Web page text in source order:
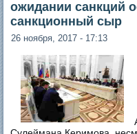
ожидании санкций
санкционный сыр
26 ноября, 2017 - 17:13